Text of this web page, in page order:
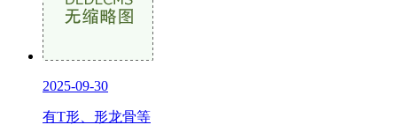
2025-09-30
有T形、形龙骨等